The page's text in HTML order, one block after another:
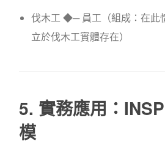
伐木工◆─ 員工 （組成：在
立於伐木工實體存在）
5. 實務應用：
模